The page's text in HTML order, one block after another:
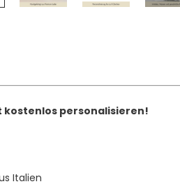
kostenlos personalisieren!
Italien